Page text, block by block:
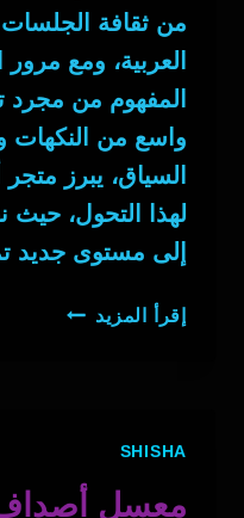
من ثقافة الجلسات
العربية، ومع
المفهوم من مجرد
واسع من النكهات
السياق، يبرز
لهذا التحول، حيث
إلى مستوى جديد
إقرأ المزيد المعسل
SHISHA
معسل